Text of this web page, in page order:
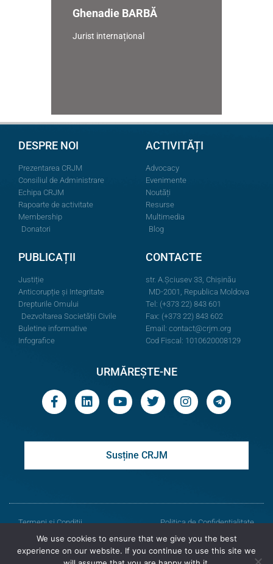
Ghenadie BARBĂ
Jurist internațional
DESPRE NOI
Prezentarea CRJM
Consiliul de Administrare
Echipa CRJM
Rapoarte de activitate
Membership
Donatori
ACTIVITĂȚI
Advocacy
Evenimente
Noutăți
Resurse
Multimedia
Blog
PUBLICAȚII
Justiție
Anticorupție și Integritate
Drepturile Omului
Dezvoltarea Societății Civile
Buletine informative
Infografice
CONTACTE
str. A.Şciusev 33, Chișinău
MD-2001, Republica Moldova
Tel: (+373 22) 843 601
Fax: (+373 22) 843 602
Email: contact@crjm.org
Cod Fiscal: 1010620008129
URMĂREȘTE-NE
Susține CRJM
Termeni și Condiții
Politica de Confidențialitate
© Toate drepturile rezervate
We use cookies to ensure that we give you the best
experience on our website. If you continue to use this site we